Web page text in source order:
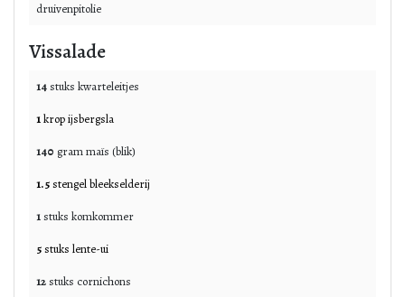
druivenpitolie
Vissalade
14stuks kwarteleitjes
1kropijsbergsla
140 grammaïs (blik)
1.5stengelbleekselderij
1stuks komkommer
5stuks lente-ui
12stuks cornichons